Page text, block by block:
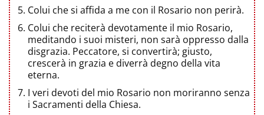
Colui che si affida a me con il Rosario non perirà.
Colui che reciterà devotamente il mio Rosario,
meditando i suoi misteri, non sarà oppresso dalla
disgrazia. Peccatore, si convertirà; giusto,
crescerà in grazia e diverrà degno della vita
eterna.
I veri devoti del mio Rosario non moriranno senza
i Sacramenti della Chiesa.